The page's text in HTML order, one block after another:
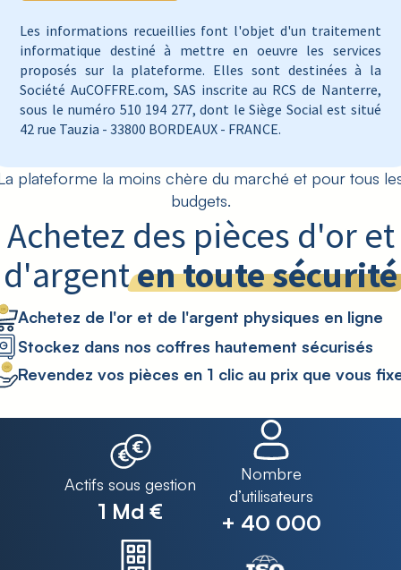
plateforme la moins chère du marché et pour tous
budgets.
Achetez des pièces d'or et
d'argenten toute sécurité
Achetez de l'or et de l'argent physiques en ligne
Stockez dans nos coffres hautement sécurisés
Revendez vos pièces en 1 clic au prix que vous
Actifs sous gestion
1 Md €
Nombre
d’utilisateurs
+ 40 000
Les informations recueillies font l'objet d'un traitement
informatique destiné à mettre en oeuvre les services
proposés sur la plateforme. Elles sont destinées à la
Société AuCOFFRE.com, SAS inscrite au RCS de Nanterre,
sous le numéro 510 194 277, dont le Siège Social est situé
42 rue Tauzia - 33800 BORDEAUX - FRANCE.